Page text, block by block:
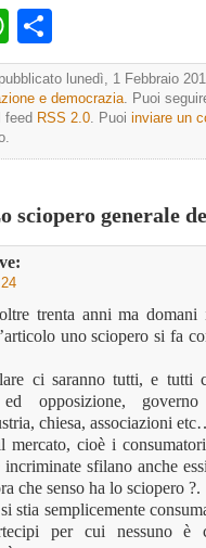
WhatsApp
lunedì, 1 Febbraio
e democrazia. Puoi
feed RSS 2.0. Puoi inviare un
sciopero generale
trenta anni ma
uno sciopero si fa
ci saranno tutti, e tutti
opposizione,
chiesa, associazioni
mercato, cioè i
incriminate sfilano anche
che senso ha lo sciopero ?.
stia semplicemente
per cui nessuno è